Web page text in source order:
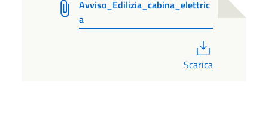
Avviso_Edilizia_cabina_elettric
a
Scarica